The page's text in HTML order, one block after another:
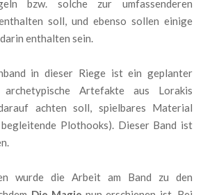
bzw. solche zur umfassenderen
soll, und ebenso sollen einige
enthalten sein.
in dieser Riege ist ein geplanter
Artefakte aus Lorakis
achten soll, spielbares Material
Plothooks). Dieser Band ist
wurde die Arbeit am Band zu den